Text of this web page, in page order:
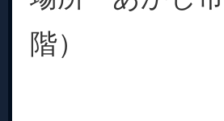
階）